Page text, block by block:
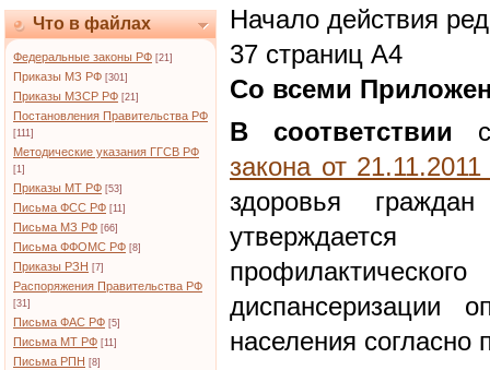
Что в файлах
Федеральные законы РФ [21]
Приказы МЗ РФ [301]
Приказы МЗСР РФ [21]
Постановления Правительства РФ
[111]
Методические указания ГГСВ РФ
[1]
Приказы МТ РФ [53]
Письма ФСС РФ [11]
Письма МЗ РФ [66]
Письма ФФОМС РФ [8]
Приказы РЗН [7]
Распоряжения Правительства РФ
[31]
Письма ФАС РФ [5]
Письма МТ РФ [11]
Письма РПН [8]
Начало действия
37 страниц А4
Со всеми
В соответствии
закона от
здоровья
диспансеризации
населения